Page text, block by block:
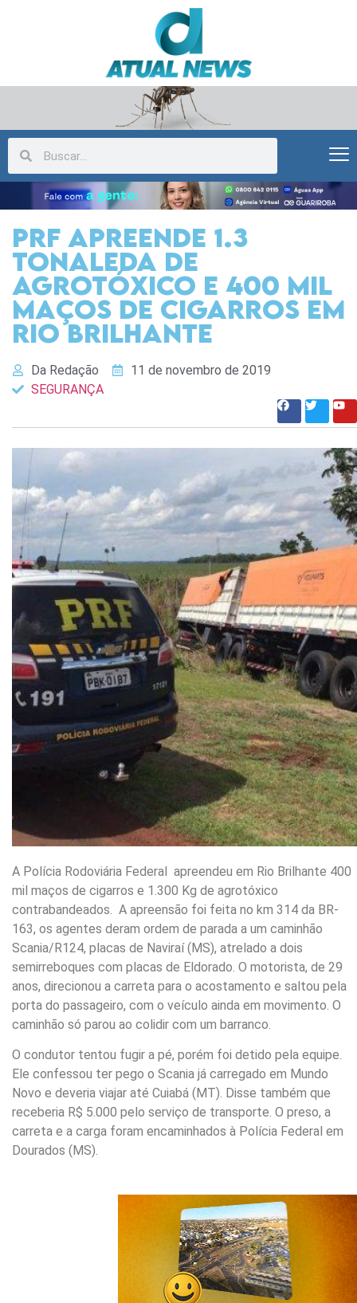
PRF apreende 1.3
tonaleda de
agrotóxico e 400 mil
maços de cigarros em
Rio Brilhante
Da Redação
11 de novembro de 2019
SEGURANÇA
A Polícia Rodoviária Federal apreendeu em Rio Brilhante 400
mil maços de cigarros e 1.300 Kg de agrotóxico
contrabandeados. A apreensão foi feita no km 314 da BR-
163, os agentes deram ordem de parada a um caminhão
Scania/R124, placas de Naviraí (MS), atrelado a dois
semirreboques com placas de Eldorado. O motorista, de 29
anos, direcionou a carreta para o acostamento e saltou pela
porta do passageiro, com o veículo ainda em movimento. O
caminhão só parou ao colidir com um barranco.
O condutor tentou fugir a pé, porém foi detido pela equipe.
Ele confessou ter pego o Scania já carregado em Mundo
Novo e deveria viajar até Cuiabá (MT). Disse também que
receberia R$ 5.000 pelo serviço de transporte. O preso, a
carreta e a carga foram encaminhados à Polícia Federal em
Dourados (MS).